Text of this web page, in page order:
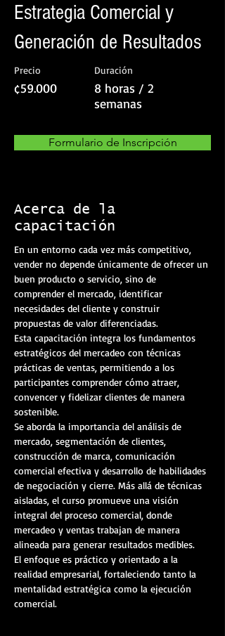
Estrategia Comercial y
Generación de Resultados
Precio
¢59.000
Duración
8 horas / 2
semanas
Formulario de Inscripción
Acerca de la
capacitación
En un entorno cada vez más competitivo,
vender no depende únicamente de ofrecer un
buen producto o servicio, sino de
comprender el mercado, identificar
necesidades del cliente y construir
propuestas de valor diferenciadas.
Esta capacitación integra los fundamentos
estratégicos del mercadeo con técnicas
prácticas de ventas, permitiendo a los
participantes comprender cómo atraer,
convencer y fidelizar clientes de manera
sostenible.
Se aborda la importancia del análisis de
mercado, segmentación de clientes,
construcción de marca, comunicación
comercial efectiva y desarrollo de habilidades
de negociación y cierre. Más allá de técnicas
aisladas, el curso promueve una visión
integral del proceso comercial, donde
mercadeo y ventas trabajan de manera
alineada para generar resultados medibles.
El enfoque es práctico y orientado a la
realidad empresarial, fortaleciendo tanto la
mentalidad estratégica como la ejecución
comercial.